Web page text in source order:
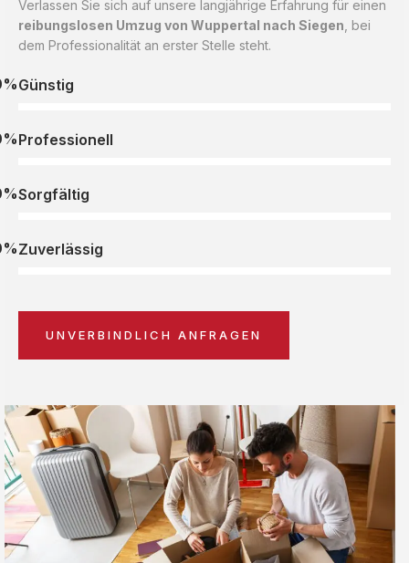
Verlassen Sie sich auf unsere langjährige Erfahrung für einen
reibungslosen Umzug von Wuppertal nach Siegen , bei
dem Professionalität an erster Stelle steht.
Günstig
Professionell
Sorgfältig
Zuverlässig
UNVERBINDLICH ANFRAGEN